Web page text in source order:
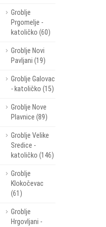
Groblje
Prgomelje -
katoličko (60)
Groblje Novi
Pavljani (19)
Groblje Galovac
- katoličko (15)
Groblje Nove
Plavnice (89)
Groblje Velike
Sredice -
katoličko (146)
Groblje
Klokočevac
(61)
Groblje
Hrgovljani -